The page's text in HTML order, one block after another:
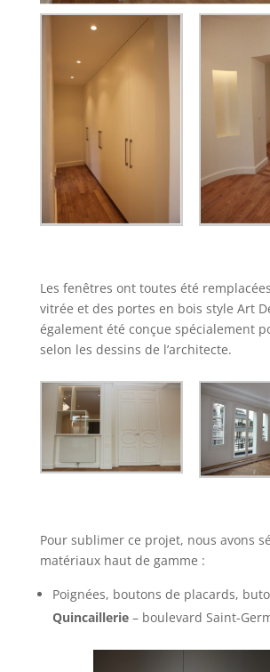
Les fenêtres ont toutes été
vitrée et des portes en bois style Art
également été conçue spécialement
selon les dessins de l’architecte.
Pour sublimer ce projet, nous avons
matériaux haut de gamme :
Poignées, boutons de placards,
Quincaillerie– boulevard Saint-